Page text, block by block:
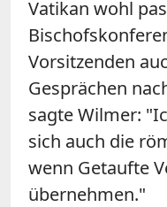
Vatikan wohl
Vorsitzenden
Gesprächen
sagteWilmer:
sich auch die
wenn Getaufte
übernehmen."